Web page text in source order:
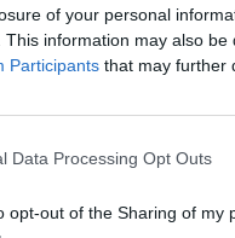
of your personal
This information may also
Participants that may further
Data Processing Opt Outs
opt-out of the Sharing of my
το Culturenow.gr
Άρθρα